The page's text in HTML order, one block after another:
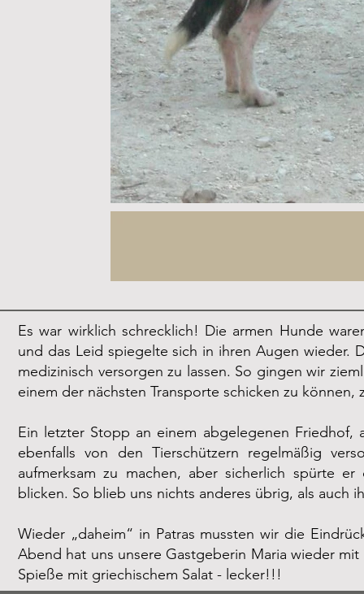
Es war wirklich schrecklich! Die armen Hunde
das Leid spiegelte sich in ihren Augen wieder.
medizinisch versorgen zu lassen. So gingen wir
mit einem der nächsten Transporte schicken zu
Ein letzter Stopp an einem abgelegenen
ebenfalls von den Tierschützern regelmäßig
aufmerksam zu machen, aber sicherlich spürte
blicken. So blieb uns nichts anderes übrig, als auch
Wieder „daheim“ in Patras mussten wir die
Abend hat uns unsere Gastgeberin Maria wieder
Spieße mit griechischem Salat - lecker!!!
Es war wirklich schrecklich! Die armen Hunde
und das Leid spiegelte sich in ihren Augen wieder.
medizinisch versorgen zu lassen. So gingen wir
einem der nächsten Transporte schicken zu
Ein letzter Stopp an einem abgelegenen
ebenfalls von den Tierschützern regelmäßig
aufmerksam zu machen, aber sicherlich spürte
blicken. So blieb uns nichts anderes übrig, als auch
Wieder „daheim“ in Patras mussten wir die
Abend hat uns unsere Gastgeberin Maria wieder
Spieße mit griechischem Salat - lecker!!!